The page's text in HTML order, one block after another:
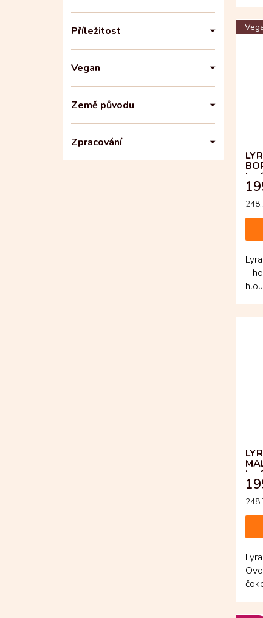
Příležitost
Vegan
Země původu
Zpracování
–